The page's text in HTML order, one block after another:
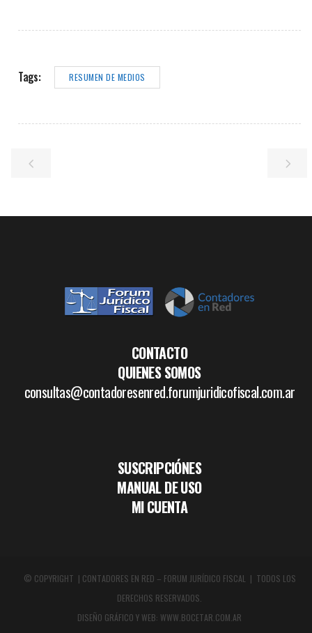
Tags: RESUMEN DE MEDIOS
CONTACTO
QUIENES SOMOS
consultas@contadoresenred.forumjuridicofiscal.com.ar
SUSCRIPCIÓNES
MANUAL DE USO
MI CUENTA
© COPYRIGHT | CONTADORES EN RED – FORUM JURÍDICO FISCAL | TODOS LOS
DERECHOS RESERVADOS.
DISEÑO GRÁFICO Y WEB: WWW.BOCETAR.COM.AR